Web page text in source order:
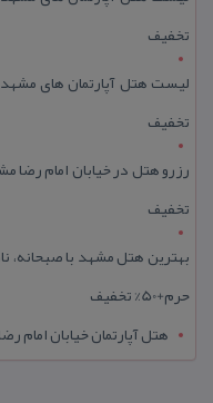
تخفیف
تخفیف
تخفیف
بهترین هتل مشهد با صبحانه،
حرم+50% تخفیف
هتل آپارتمان خیابان امام رضا 1، 2، 3، 5،8 ،16 | تا 90 % تخفیف